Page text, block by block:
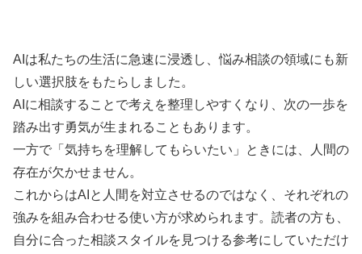
AIは私たちの生活に急速に浸透し、悩み相談の領域にも新
しい選択肢をもたらしました。
AIに相談することで考えを整理しやすくなり、次の一歩を
踏み出す勇気が生まれることもあります。
一方で「気持ちを理解してもらいたい」ときには、人間の
存在が欠かせません。
これからはAIと人間を対立させるのではなく、それぞれの
強みを組み合わせる使い方が求められます。読者の方も、
自分に合った相談スタイルを見つける参考にしていただけ